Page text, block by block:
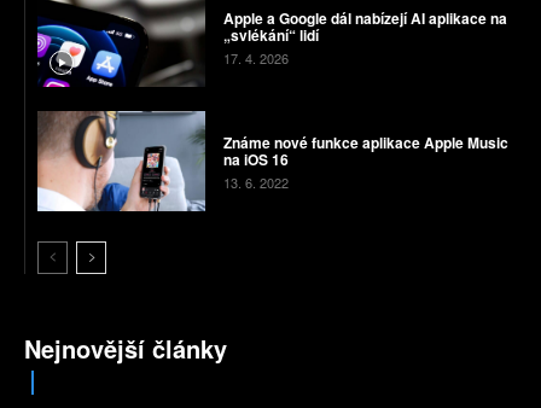
Apple a Google dál nabízejí AI aplikace na
„svlékání“ lidí
17. 4. 2026
Známe nové funkce aplikace Apple Music
na iOS 16
13. 6. 2022
Nejnovější články